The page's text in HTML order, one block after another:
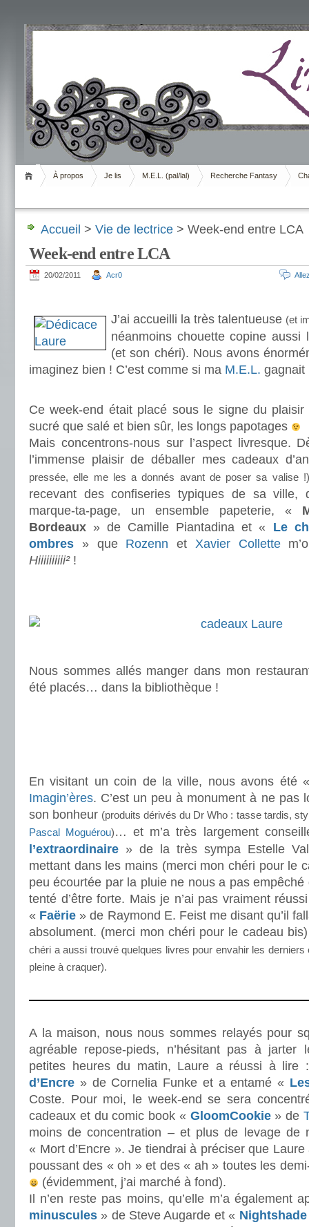
Livrement
À propos Je lis M.E.L. (pal/lal) Recherche Fantasy
Accueil > Vie de lectrice > Week-end entre LCA
Week-end entre LCA
20/02/2011 Acr0
J’ai accueilli la très talentueuse (et
néanmoins chouette copine aussi
(et son chéri). Nous avons
imaginez bien ! C’est comme si ma M.E.L. gagnait
Ce week-end était placé sous le signe du
sucré que salé et bien sûr, les longs papotages
Mais concentrons-nous sur l’aspect livresque.
l’immense plaisir de déballer mes cadeaux
pressée, elle me les a donnés avant de poser sa valise !)
recevant des confiseries typiques de sa
marque-ta-page, un ensemble papeterie, «
Bordeaux » de Camille Piantadina et « Le
ombres » que Rozenn et Xavier Collette
Hiiiiiiiiii²!
Nous sommes allés manger dans mon
été placés… dans la bibliothèque !
En visitant un coin de la ville, nous avons été
Imagin’ères. C’est un peu à monument à ne pas
son bonheur (produits dérivés du Dr Who : tasse tardis,
Pascal Moguérou)… et m’a très largement
l’extraordinaire » de la très sympa Estelle
mettant dans les mains (merci mon chéri pour le
peu écourtée par la pluie ne nous a pas empêché
tenté d’être forte. Mais je n’ai pas vraiment
« Faërie » de Raymond E. Feist me disant qu’il
absolument. (merci mon chéri pour le cadeau
chéri a aussi trouvé quelques livres pour envahir les derniers
pleine à craquer).
A la maison, nous nous sommes relayés pour
agréable repose-pieds, n’hésitant pas à jarter
petites heures du matin, Laure a réussi à
d’Encre » de Cornelia Funke et a entamé «
Coste. Pour moi, le week-end se sera
cadeaux et du comic book « GloomCookie» de
moins de concentration – et plus de levage de
« Mort d’Encre ». Je tiendrai à préciser que
poussant des « oh » et des « ah » toutes les
(évidemment, j’ai marché à fond).
Il n’en reste pas moins, qu’elle m’a également
minuscules » de Steve Augarde et « Nightshade